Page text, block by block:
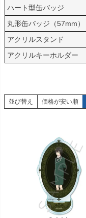
ハート型缶バッジ
丸形缶バッジ（57mm）
アクリルスタンド
アクリルキーホルダー
並び替え 価格が安い順